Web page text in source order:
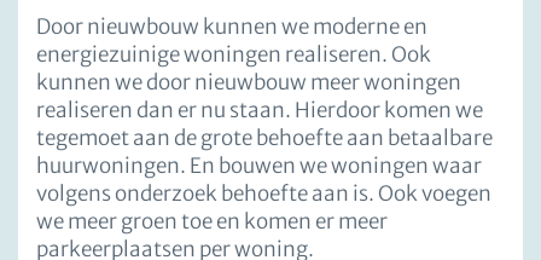
Door nieuwbouw kunnen we moderne en
energiezuinige woningen realiseren. Ook
kunnen we door nieuwbouw meer woningen
realiseren dan er nu staan. Hierdoor komen we
tegemoet aan de grote behoefte aan betaalbare
huurwoningen. En bouwen we woningen waar
volgens onderzoek behoefte aan is. Ook voegen
we meer groen toe en komen er meer
parkeerplaatsen per woning.